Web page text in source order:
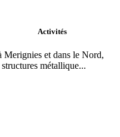
Activités
Merignies et dans le Nord,
métallique...